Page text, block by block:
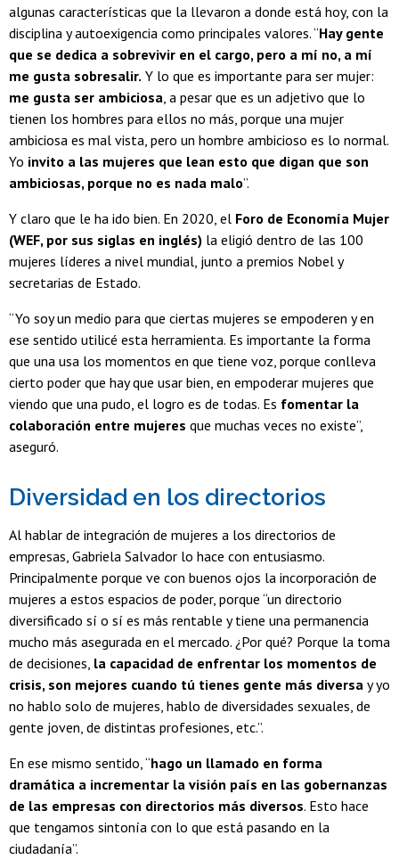
algunas características que la llevaron a donde está hoy, con la
disciplina y autoexigencia como principales valores. “Hay gente
que se dedica a sobrevivir en el cargo, pero a mí no, a mí
me gusta sobresalir. Y lo que es importante para ser mujer:
me gusta ser ambiciosa , a pesar que es un adjetivo que lo
tienen los hombres para ellos no más, porque una mujer
ambiciosa es mal vista, pero un hombre ambicioso es lo normal.
Yo invito a las mujeres que lean esto que digan que son
ambiciosas, porque no es nada malo”.
Y claro que le ha ido bien. En 2020, el Foro de Economía Mujer
(WEF, por sus siglas en inglés) la eligió dentro de las 100
mujeres líderes a nivel mundial, junto a premios Nobel y
secretarias de Estado.
“Yo soy un medio para que ciertas mujeres se empoderen y en
ese sentido utilicé esta herramienta. Es importante la forma
que una usa los momentos en que tiene voz, porque conlleva
cierto poder que hay que usar bien, en empoderar mujeres que
viendo que una pudo, el logro es de todas. Es fomentar la
colaboración entre mujeres que muchas veces no existe”,
aseguró.
Diversidad en los directorios
Al hablar de integración de mujeres a los directorios de
empresas, Gabriela Salvador lo hace con entusiasmo.
Principalmente porque ve con buenos ojos la incorporación de
mujeres a estos espacios de poder, porque “un directorio
diversificado sí o sí es más rentable y tiene una permanencia
mucho más asegurada en el mercado. ¿Por qué? Porque la toma
de decisiones, la capacidad de enfrentar los momentos de
crisis, son mejores cuando tú tienes gente más diversa y yo
no hablo solo de mujeres, hablo de diversidades sexuales, de
gente joven, de distintas profesiones, etc.”.
En ese mismo sentido, “hago un llamado en forma
dramática a incrementar la visión país en las gobernanzas
de las empresas con directorios más diversos. Esto hace
que tengamos sintonía con lo que está pasando en la
ciudadanía”.